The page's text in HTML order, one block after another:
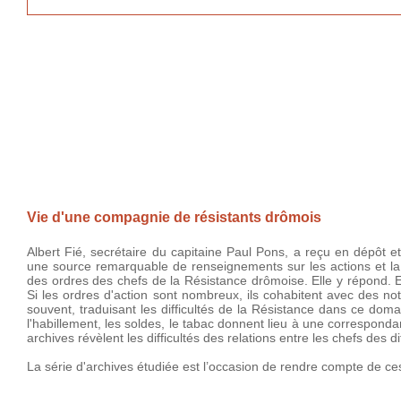
Vie d'une compagnie de résistants drômois
Albert Fié, secrétaire du capitaine Paul Pons, a reçu en dépôt
une source remarquable de renseignements sur les actions et
des ordres des chefs de la Résistance drômoise. Elle y répond.
Si les ordres d'action sont nombreux, ils cohabitent avec des
souvent, traduisant les difficultés de la Résistance dans ce
l'habillement, les soldes, le tabac donnent lieu à une
archives révèlent les difficultés des relations entre les chefs des
La série d'archives étudiée est l’occasion de rendre compte de